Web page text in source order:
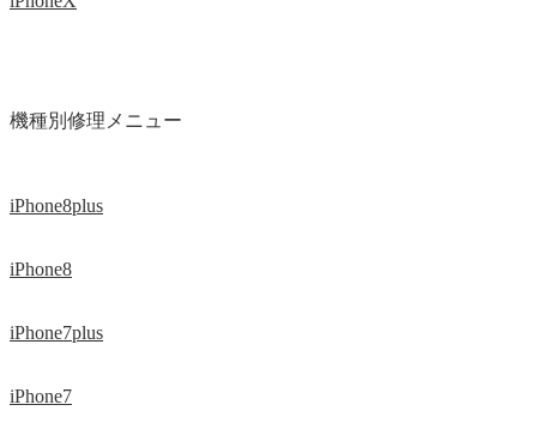
機種別修理メニュー
iPhone8plus
iPhone8
iPhone7plus
iPhone7